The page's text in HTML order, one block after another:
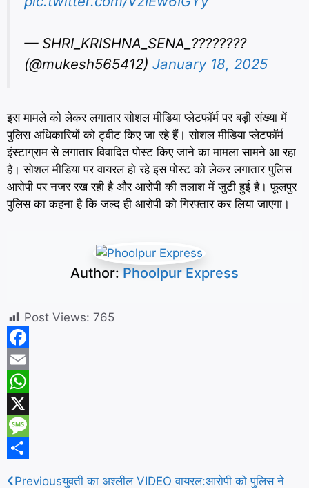
— SHRI_KRISHNA_SENA_????????
(@mukesh565412) January 18, 2025
इस मामले को लेकर लगातार सोशल मीडिया प्लेटफॉर्म पर बड़ी संख्या में
पुलिस अधिकारियों को ट्वीट किए जा रहे हैं। सोशल मीडिया प्लेटफॉर्म
इंस्टाग्राम से लगातार विवादित पोस्ट किए जाने का मामला सामने आ रहा
है। सोशल मीडिया पर वायरल हो रहे इस पोस्ट को लेकर लगातार पुलिस
आरोपी पर नजर रख रही है और आरोपी की तलाश में जुटी हुई है। फूलपुर
पुलिस का कहना है कि जल्द ही आरोपी को गिरफ्तार कर लिया जाएगा।
Author: Phoolpur Express
Post Views: 765
F
a
c
e
b
E
m
a
W
h
a
X
M
Previousयुवती का अश्लील VIDEO वायरल:आरोपी को पुलिस ने